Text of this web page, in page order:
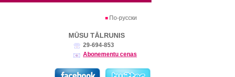
По-русски
MŪSU TĀLRUNIS
29-694-853
Abonementu cenas